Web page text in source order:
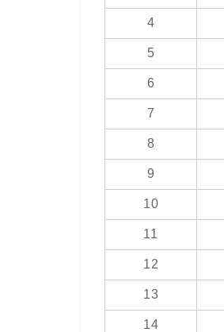
4
5
6
7
8
9
10
11
12
13
14